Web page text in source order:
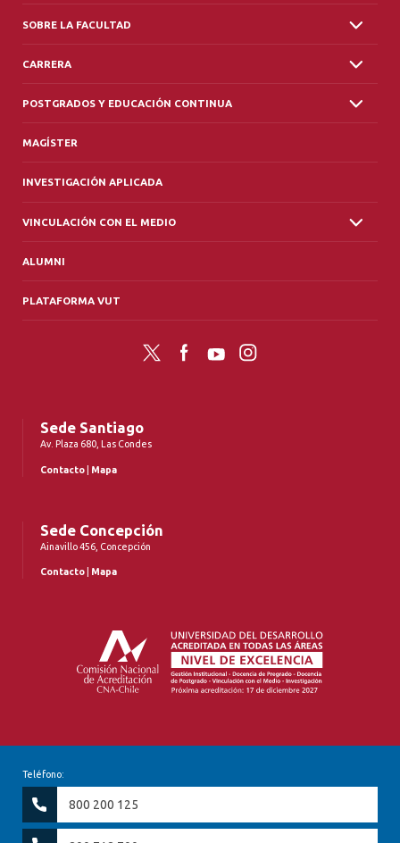
SOBRE LA FACULTAD
CARRERA
POSTGRADOS Y EDUCACIÓN CONTINUA
MAGÍSTER
INVESTIGACIÓN APLICADA
VINCULACIÓN CON EL MEDIO
ALUMNI
PLATAFORMA VUT
Twitter FacebookYouTubeInstagram
Sede Santiago
Av. Plaza 680, Las Condes
Contacto Mapa
Sede Concepción
Ainavillo 456, Concepción
Contacto Mapa
Teléfono:
800 200 125